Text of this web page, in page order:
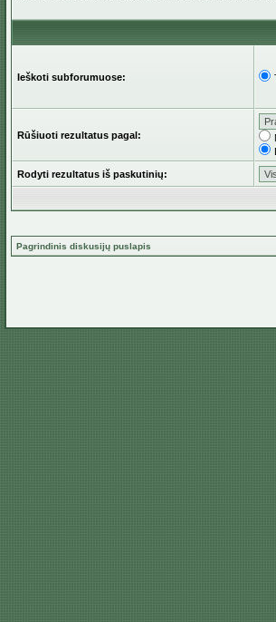
Ieškoti subforumuose:
Rūšiuoti rezultatus pagal:
Rodyti rezultatus iš paskutinių:
Pagrindinis diskusijų puslapis